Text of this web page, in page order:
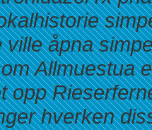
ville åpna
Allmuestua
opp
hverken